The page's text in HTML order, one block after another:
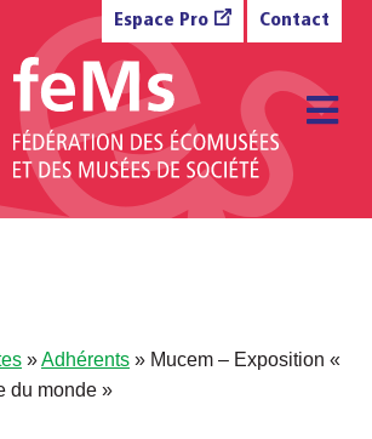
Espace Pro Contact
»Adhérents » Mucem – Exposition «
du monde »